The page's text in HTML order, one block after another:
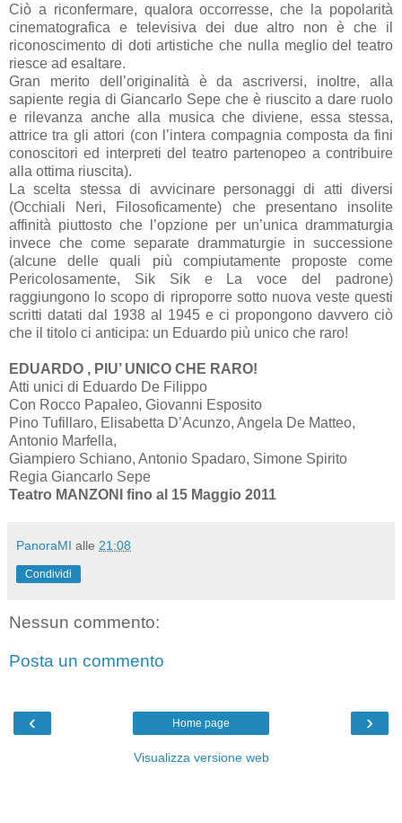
Ciò a riconfermare, qualora occorresse, che la popolarità
cinematografica e televisiva dei due altro non è che il
riconoscimento di doti artistiche che nulla meglio del teatro
riesce ad esaltare.
Gran merito dell’originalità è da ascriversi, inoltre, alla
sapiente regia di Giancarlo Sepe che è riuscito a dare ruolo
e rilevanza anche alla musica che diviene, essa stessa,
attrice tra gli attori (con l’intera compagnia composta da fini
conoscitori ed interpreti del teatro partenopeo a contribuire
alla ottima riuscita).
La scelta stessa di avvicinare personaggi di atti diversi
(Occhiali Neri, Filosoficamente) che presentano insolite
affinità piuttosto che l’opzione per un’unica drammaturgia
invece che come separate drammaturgie in successione
(alcune delle quali più compiutamente proposte come
Pericolosamente, Sik Sik e La voce del padrone)
raggiungono lo scopo di riproporre sotto nuova veste questi
scritti datati dal 1938 al 1945 e ci propongono davvero ciò
che il titolo ci anticipa: un Eduardo più unico che raro!
EDUARDO , PIU’ UNICO CHE RARO!
Atti unici di Eduardo De Filippo
Con Rocco Papaleo, Giovanni Esposito
Pino Tufillaro, Elisabetta D’Acunzo, Angela De Matteo,
Antonio Marfella,
Giampiero Schiano, Antonio Spadaro, Simone Spirito
Regia Giancarlo Sepe
Teatro MANZONI fino al 15 Maggio 2011
PanoraMI alle 21:08
Condividi
Nessun commento:
Posta un commento
‹ ›
Home page
Visualizza versione web